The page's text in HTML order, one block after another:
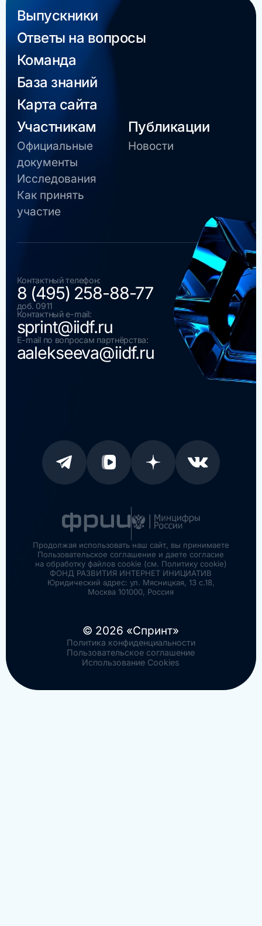
Выпускники
Ответы на вопросы
Команда
База знаний
Карта сайта
Участникам
Официальные
документы
Исследования
Как принять
участие
Публикации
Новости
Контактный телефон:
8 (495) 258-88-77
доб. 0911
Контактный e-mail:
sprint@iidf.ru
E-mail по вопросам партнёрства:
aalekseeva@iidf.ru
Продолжая использовать наш сайт, вы принимаете
Пользовательское соглашение и даете согласие
на обработку файлов cookie (см. Политику cookie)
ФОНД РАЗВИТИЯ ИНТЕРНЕТ ИНИЦИАТИВ
Юридический адрес: ул. Мясницкая, 13 с.18,
Москва 101000, Россия
© 2026 «Спринт»
Политика конфиденциальности
Пользовательское соглашение
Использование Cookies